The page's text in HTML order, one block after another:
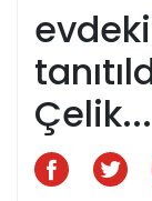
Çelik...